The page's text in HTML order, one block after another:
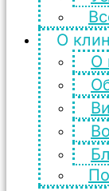
О
О